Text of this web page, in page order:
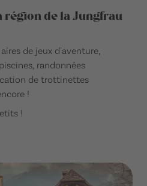
de la Jungfrau
de jeux d'aventure,
randonnées
de trottinettes
!
!